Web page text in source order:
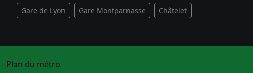
Gare de Lyon Gare Montparnasse Châtelet
- Plan du métro